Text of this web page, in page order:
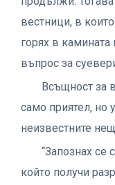
вестници, в
горях в
въпрос за
Всъщност за
само приятел, но
неизвестните
“Запознах се
който получи